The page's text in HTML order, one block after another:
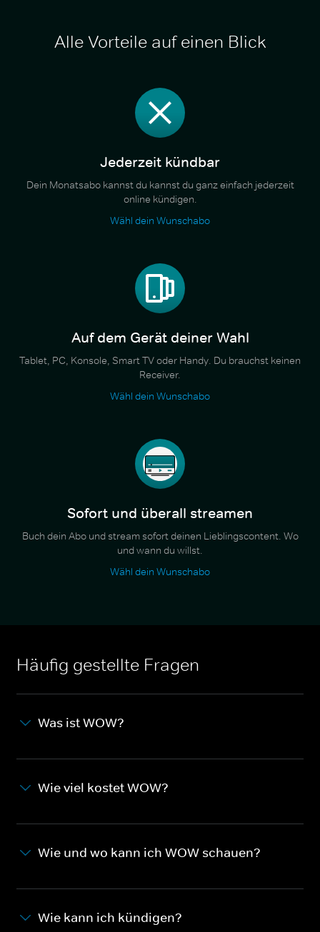
Alle Vorteile auf einen Blick
Jederzeit kündbar
Dein Monatsabo kannst du kannst du ganz einfach jederzeit
online kündigen.
Wähl dein Wunschabo
Auf dem Gerät deiner Wahl
Tablet, PC, Konsole, Smart TV oder Handy. Du brauchst keinen
Receiver.
Wähl dein Wunschabo
Sofort und überall streamen
Buch dein Abo und stream sofort deinen Lieblingscontent. Wo
und wann du willst.
Wähl dein Wunschabo
Häufig gestellte Fragen
Was ist WOW?
Wie viel kostet WOW?
Wie und wo kann ich WOW schauen?
Wie kann ich kündigen?